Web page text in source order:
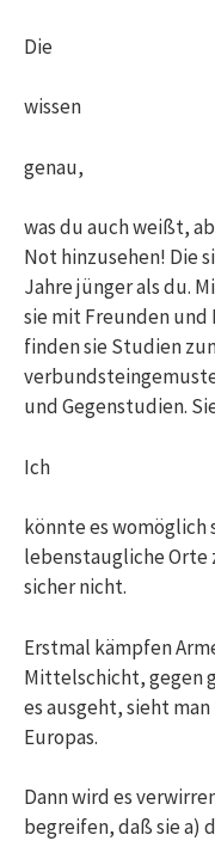
Die
wissen
genau,
was du auch weißt,
Not hinzusehen! Die
Jahre jünger als du.
sie mit Freunden und
finden sie Studien
und Gegenstudien.
Ich
könnte es womöglich
lebenstaugliche Orte
sicher nicht.
Erstmal kämpfen
Mittelschicht, gegen
es ausgeht, sieht
Europas.
Dann wird es
begreifen, daß sie a)